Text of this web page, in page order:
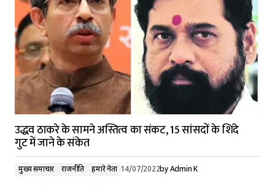
उद्धव ठाकरे के सामने अस्तित्व का संकट, 15 सांसदों के शिंदे
गुट में जाने के संकेत
मुख्य समाचार राजनीति हमारे नेता 14/07/2022byAdmin K